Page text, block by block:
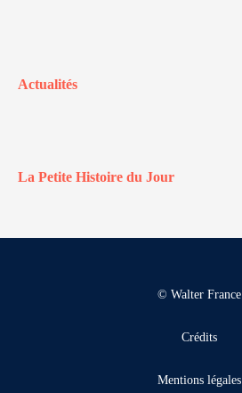
Actualités
La Petite Histoire du Jour
© Walter France
Crédits
Mentions légales